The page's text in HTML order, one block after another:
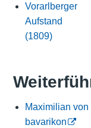
Vorarlberger
Aufstand
(1809)
Maximilian
bavarikon